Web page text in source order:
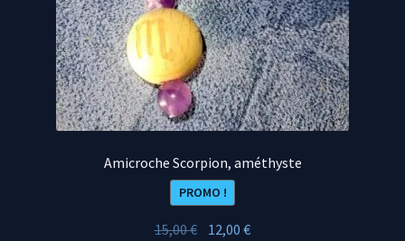
Amicroche Scorpion, améthyste
PROMO !
15,00€ Le12,00€Le